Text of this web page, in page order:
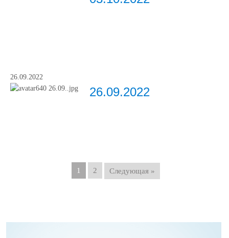
26.09.2022
26.09.2022
1 2 Следующая »